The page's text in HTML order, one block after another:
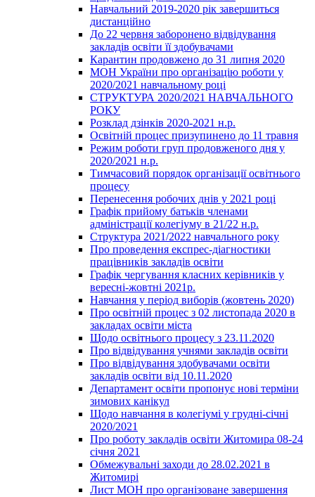
Навчальний 2019-2020 рік завершиться
дистанційно
До 22 червня заборонено відвідування
закладів освіти її здобувачами
Карантин продовжено до 31 липня 2020
МОН України про організацію роботи у
2020/2021 навчальному році
СТРУКТУРА 2020/2021 НАВЧАЛЬНОГО
РОКУ
Розклад дзінків 2020-2021 н.р.
Освітній процес призупинено до 11 травня
Режим роботи груп продовженого дня у
2020/2021 н.р.
Тимчасовий порядок організації освітнього
процесу
Перенесення робочих днів у 2021 році
Графік прийому батьків членами
адміністрації колегіуму в 21/22 н.р.
Структура 2021/2022 навчального року
Про проведення експрес-діагностики
працівників закладів освіти
Графік чергування класних керівників у
вересні-жовтні 2021р.
Навчання у період виборів (жовтень 2020)
Про освітній процес з 02 листопада 2020 в
закладах освіти міста
Щодо освітнього процесу з 23.11.2020
Про відвідування учнями закладів освіти
Про відвідування здобувачами освіти
закладів освіти від 10.11.2020
Департамент освіти пропонує нові терміни
зимових канікул
Щодо навчання в колегіумі у грудні-січні
2020/2021
Про роботу закладів освіти Житомира 08-24
січня 2021
Обмежувальні заходи до 28.02.2021 в
Житомирі
Лист МОН про організоване завершення